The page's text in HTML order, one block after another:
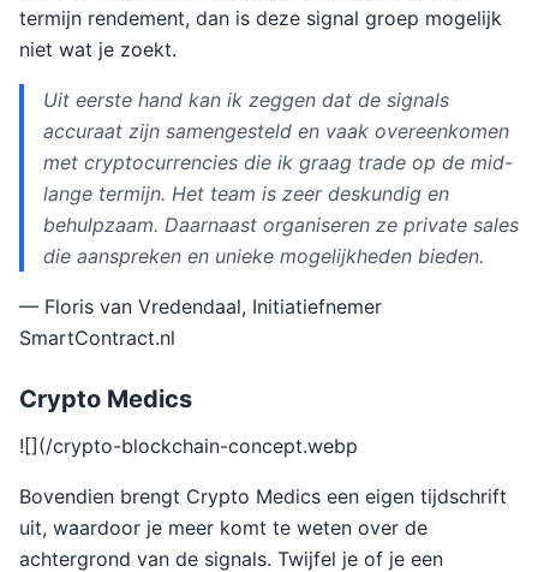
termijn rendement, dan is deze signal groep mogelijk
niet wat je zoekt.
Uit eerste hand kan ik zeggen dat de signals
accuraat zijn samengesteld en vaak overeenkomen
met cryptocurrencies die ik graag trade op de mid-
lange termijn. Het team is zeer deskundig en
behulpzaam. Daarnaast organiseren ze private sales
die aanspreken en unieke mogelijkheden bieden.
— Floris van Vredendaal, Initiatiefnemer
SmartContract.nl
Crypto Medics
![](/crypto-blockchain-concept.webp
Bovendien brengt Crypto Medics een eigen tijdschrift
uit, waardoor je meer komt te weten over de
achtergrond van de signals. Twijfel je of je een